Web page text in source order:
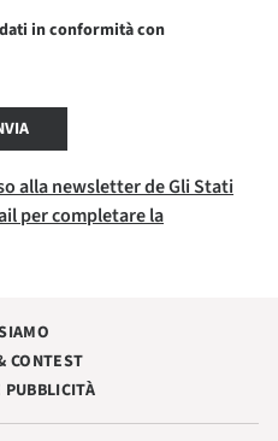
in conformità con
alla newsletter de Gli Stati
per completare la
CONTEST
PUBBLICITÀ